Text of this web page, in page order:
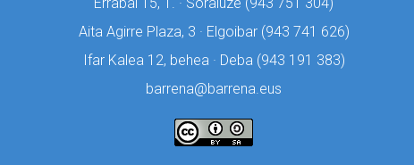
Aita Agirre Plaza, 3 · Elgoibar (943 741 626)
Ifar Kalea 12, behea · Deba (943 191 383)
barrena@barrena.eus